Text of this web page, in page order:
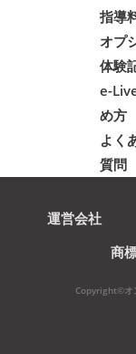
指導
オプ
体験
e-
め方
よく
質問
運営会社
商
Copyright©オ